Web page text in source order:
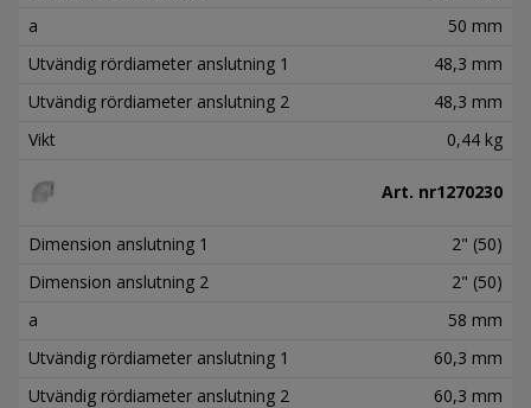
a
50 mm
Utvändig rördiameter anslutning 1
48,3 mm
Utvändig rördiameter anslutning 2
48,3 mm
Vikt
0,44 kg
Art. nr1270230
Dimension anslutning 1
2" (50)
Dimension anslutning 2
2" (50)
a
58 mm
Utvändig rördiameter anslutning 1
60,3 mm
Utvändig rördiameter anslutning 2
60,3 mm